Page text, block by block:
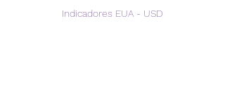
Indicadores EUA - USD